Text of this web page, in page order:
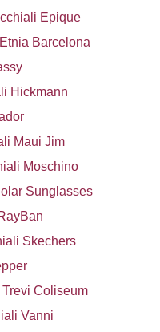
Epique
Barcelona
Hickmann
Maui Jim
Moschino
Sunglasses
Skechers
Coliseum
Vanni